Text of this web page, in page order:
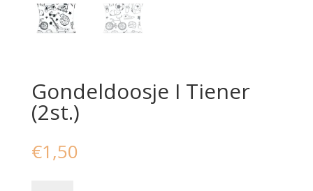
Gondeldoosje I Tiener
(2st.)
€1,50